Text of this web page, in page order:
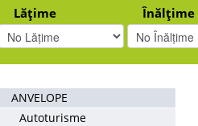
Lățime Înălțime
ANVELOPE
Autoturisme